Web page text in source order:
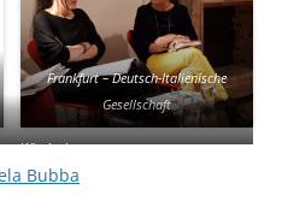
Frankfurt – Deutsch-Italienische
Gesellschaft
Wiesloch
Bubba